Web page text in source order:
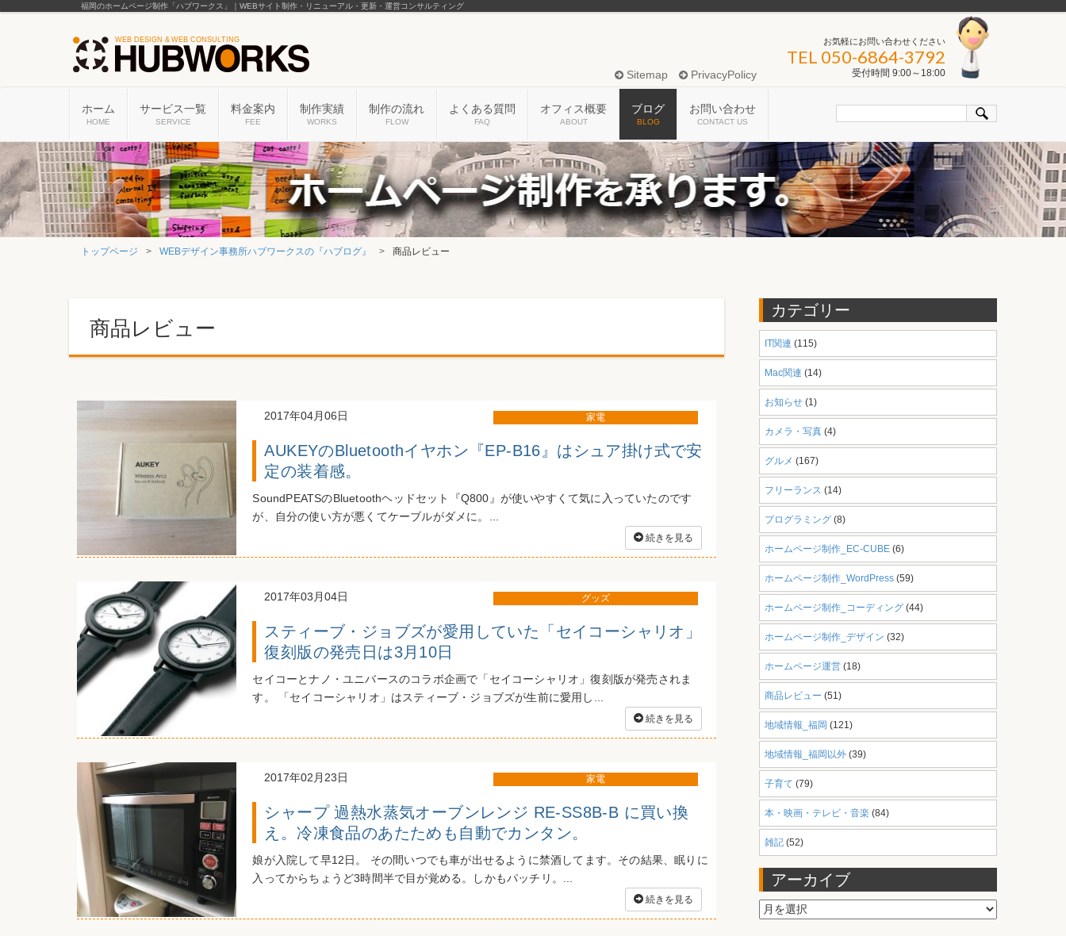
福岡のホームページ制作「ハブワークス」｜WEBサイト制作・リニューアル・更新・運営コンサルティング
Sitemap PrivacyPolicy
お気軽にお問い合わせください
TEL 050-6864-3792
受付時間 9:00～18:00
ホーム
HOME
サービス一覧
SERVICE
料金案内
FEE
制作実績
WORKS
制作の流れ
FLOW
よくある質問
FAQ
オフィス概要
ABOUT
ブログ
BLOG
お問い合わせ
CONTACT US
トップページ WEBデザイン事務所ハブワークスの『ハブログ』 商品レビュー
商品レビュー
2017年04月06日 家電
AUKEYのBluetoothイヤホン『EP-B16』はシュア掛け式で安
定の装着感。
SoundPEATSのBluetoothヘッドセット『Q800』が使いやすくて気に入っていたのです
が、自分の使い方が悪くてケーブルがダメに。...
続きを見る
2017年03月04日 グッズ
スティーブ・ジョブズが愛用していた「セイコーシャリオ」
復刻版の発売日は3月10日
セイコーとナノ・ユニバースのコラボ企画で「セイコーシャリオ」復刻版が発売されま
す。 「セイコーシャリオ」はスティーブ・ジョブズが生前に愛用し...
続きを見る
2017年02月23日 家電
シャープ 過熱水蒸気オーブンレンジ RE-SS8B-B に買い換
え。冷凍食品のあたためも自動でカンタン。
娘が入院して早12日。 その間いつでも車が出せるように禁酒してます。その結果、眠りに
入ってからちょうど3時間半で目が覚める。しかもパッチリ。...
続きを見る
カテゴリー
IT関連 (115)
Mac関連 (14)
お知らせ(1)
カメラ・写真(4)
グルメ (167)
フリーランス (14)
プログラミング(8)
ホームページ制作_EC-CUBE(6)
ホームページ制作_WordPress(59)
ホームページ制作_コーディング(44)
ホームページ制作_デザイン (32)
ホームページ運営(18)
商品レビュー (51)
地域情報_福岡 (121)
地域情報_福岡以外(39)
子育て (79)
本・映画・テレビ・音楽 (84)
雑記(52)
アーカイブ
ア
ー